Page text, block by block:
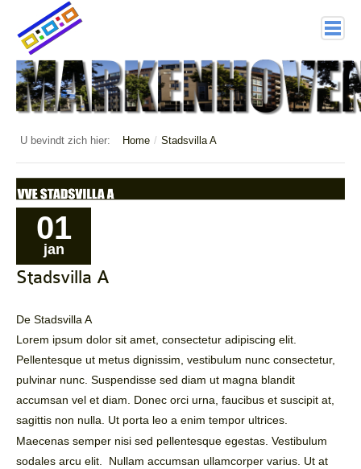
home
Markenhoven
Documenten
Veiligheid (mijn buurt van politie.nl)
Nieuwsbrieven
Historie
Leesinformatie
Hof 2
Hof 3
Bestuur en informatie
U bevindt zich hier: Home / Stadsvilla A
01
jan
Stadsvilla A
De Stadsvilla A
Lorem ipsum dolor sit amet, consectetur adipiscing elit.
Pellentesque ut metus dignissim, vestibulum nunc consectetur,
pulvinar nunc. Suspendisse sed diam ut magna blandit
accumsan vel et diam. Donec orci urna, faucibus et suscipit at,
sagittis non nulla. Ut porta leo a enim tempor ultrices.
Maecenas semper nisi sed pellentesque egestas. Vestibulum
sodales arcu elit. Nullam accumsan ullamcorper varius. Ut at